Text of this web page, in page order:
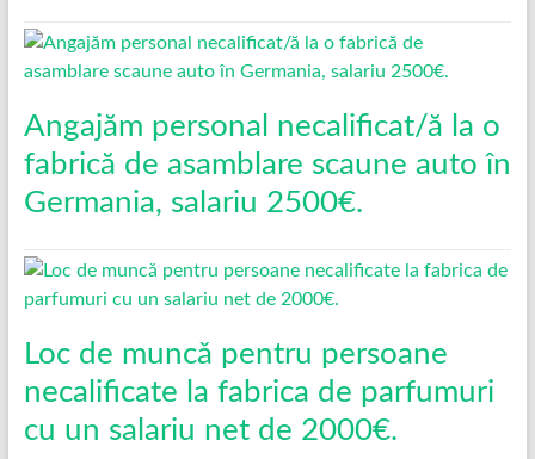
Angajăm personal necalificat/ă la o
fabrică de asamblare scaune auto în
Germania, salariu 2500€.
Loc de muncǎ pentru persoane
necalificate la fabrica de parfumuri
cu un salariu net de 2000€.